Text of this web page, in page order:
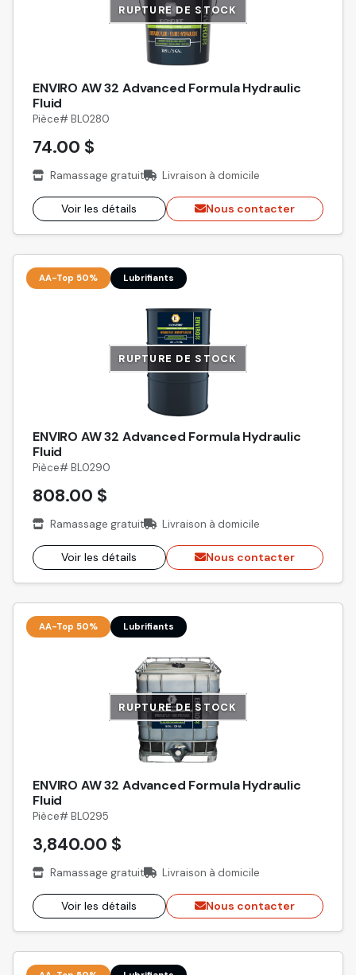
RUPTURE DE STOCK
ENVIRO AW 32 Advanced Formula Hydraulic
Fluid
Pièce# BL0280
74.00 $
Ramassage gratuit Livraison à domicile
Voir les détails Nous contacter
AA-Top 50% Lubrifiants
RUPTURE DE STOCK
ENVIRO AW 32 Advanced Formula Hydraulic
Fluid
Pièce# BL0290
808.00 $
Ramassage gratuit Livraison à domicile
Voir les détails Nous contacter
AA-Top 50% Lubrifiants
RUPTURE DE STOCK
ENVIRO AW 32 Advanced Formula Hydraulic
Fluid
Pièce# BL0295
3,840.00 $
Ramassage gratuit Livraison à domicile
Voir les détails Nous contacter